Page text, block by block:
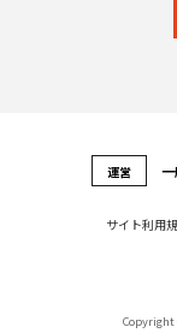
運営
サイト利⽤
Copyright